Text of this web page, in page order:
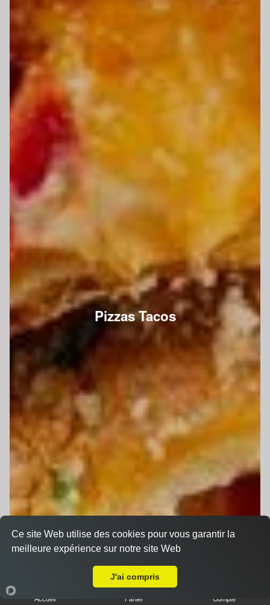
Pizzas Tacos
Accueil Panier Compte
Ce site Web utilise des cookies pour vous garantir la
meilleure expérience sur notre site Web
J'ai compris